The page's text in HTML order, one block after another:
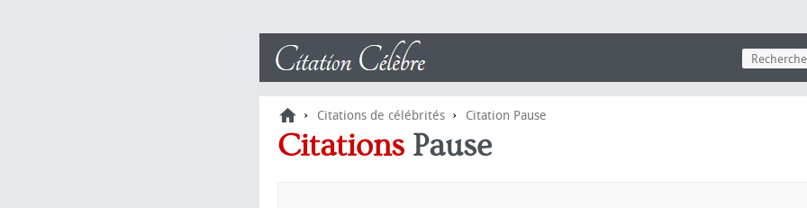
› Citations de célébrités › Citation Pause
Citations Pause